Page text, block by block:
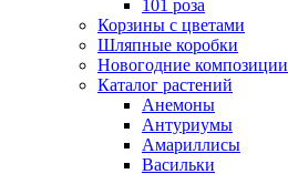
101 роза
Корзины с цветами
Шляпные коробки
Новогодние композиции
Каталог растений
Анемоны
Антуриумы
Амариллисы
Васильки